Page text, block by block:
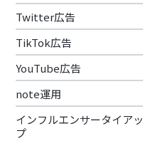
Twitter広告
TikTok広告
YouTube広告
note運用
インフルエンサータイアッ
プ